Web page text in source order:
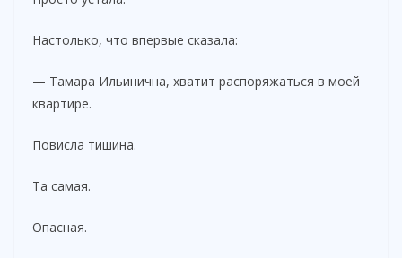
Настолько, что впервые сказала:
— Тамара Ильинична, хватит распоряжаться в моей
квартире.
Повисла тишина.
Та самая.
Опасная.